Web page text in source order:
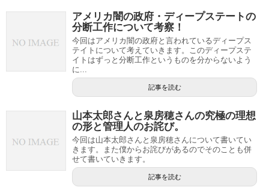
アメリカ闇の政府・ディープステートの
分断工作について考察！
今回はアメリカ闇の政府と言われているディープス
テイトについて考えていきます。このディープステ
イトはずっと分断工作というものを分からないよう
に...
記事を読む
山本太郎さんと泉房穂さんの究極の理想
の形と管理人のお詫び。
今回は山本太郎さんと泉房穂さんについて書いてい
きます。また僕からお詫びがあるのでそのことも併
せて書いていきます。
記事を読む